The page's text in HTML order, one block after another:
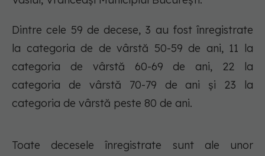
Dintre cele 59 de decese, 3 au fost înregistrate
la categoria de de vârstă 50-59 de ani, 11 la
categoria de vârstă 60-69 de ani, 22 la
categoria de vârstă 70-79 de ani și 23 la
categoria de vârstă peste 80 de ani.
Toate decesele înregistrate sunt ale unor